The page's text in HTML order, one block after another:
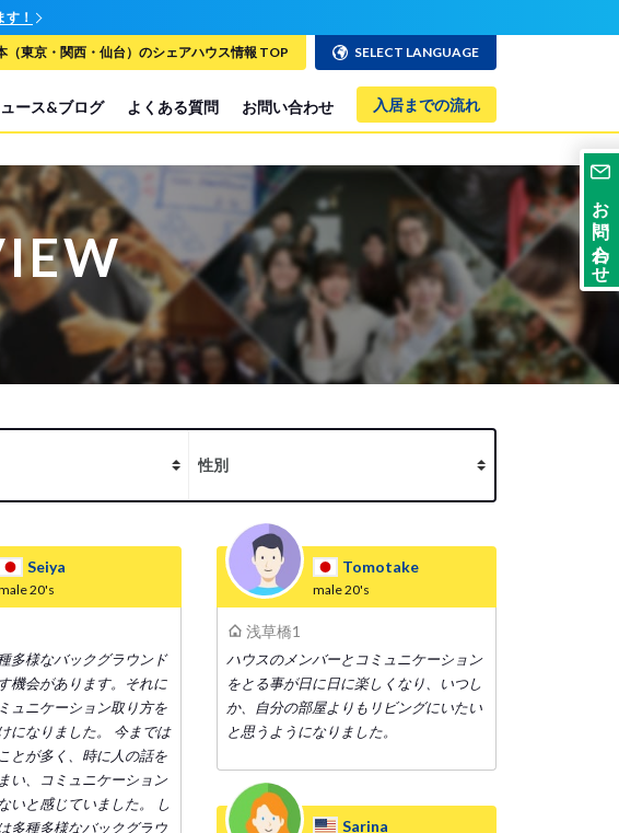
！
ース&ブログ よくある質問 お問い合わせ 入居までの流れ
（東京・関西・仙台）のシェアハウス情報 TOP SELECT LANGUAGE
Seiya
20's
多様なバックグラウンド
機会があります。それに
ュニケーション取り方を
になりました。 今までは
とが多く、時に人の話を
い、コミュニケーション
いと感じていました。 し
多種多様なバックグラウ
Tomotake
male20's
浅草橋1
ハウスのメンバーとコミュニケーション
をとる事が日に日に楽しくなり、いつし
か、自分の部屋よりもリビングにいたい
と思うようになりました。
Sarina
お問い合わせ